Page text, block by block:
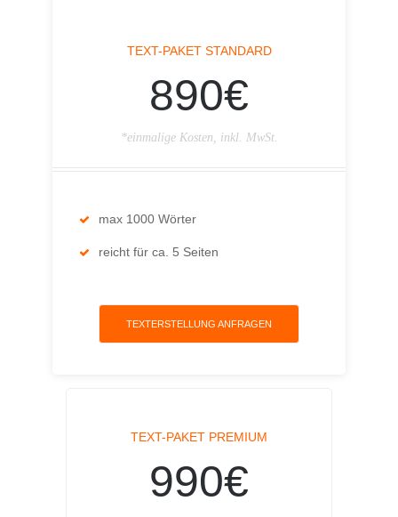
TEXT-PAKET STANDARD
890€
*einmalige Kosten, inkl. MwSt.
max 1000 Wörter
reicht für ca. 5 Seiten
TEXTERSTELLUNG ANFRAGEN
TEXT-PAKET PREMIUM
990€